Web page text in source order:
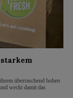
überraschend hohen
weckt damit das